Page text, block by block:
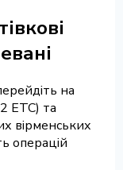
на
ETC) та
вірменських
операцій